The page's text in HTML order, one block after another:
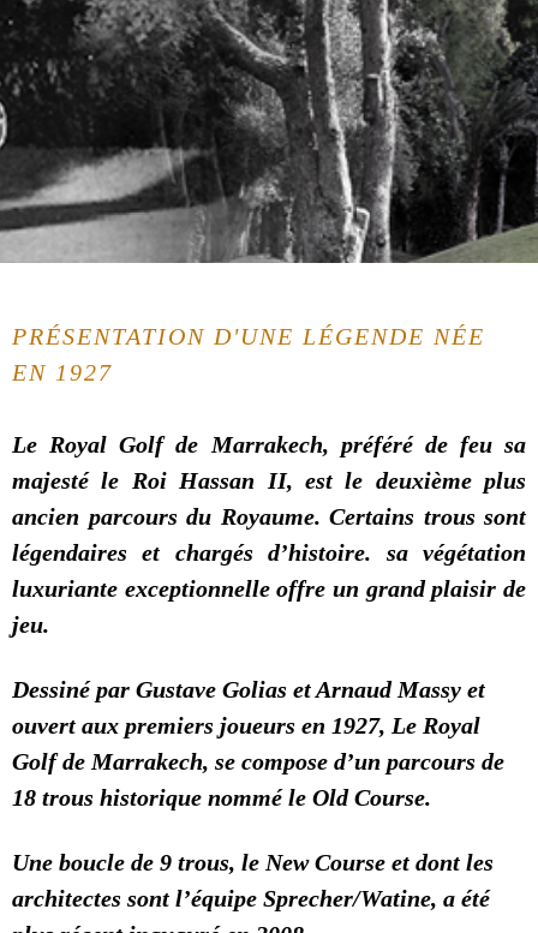
PRÉSENTATION D'UNE LÉGENDE NÉE
EN 1927
Le Royal Golf de Marrakech, préféré de feu sa
majesté le Roi Hassan II, est le deuxième plus
ancien parcours du Royaume. Certains trous sont
légendaires et chargés d’histoire. sa végétation
luxuriante exceptionnelle offre un grand plaisir de
jeu.
Dessiné par Gustave Golias et Arnaud Massy et
ouvert aux premiers joueurs en 1927, Le Royal
Golf de Marrakech, se compose d’un parcours de
18 trous historique nommé le Old Course.
Une boucle de 9 trous, le New Course et dont les
architectes sont l’équipe Sprecher/Watine, a été